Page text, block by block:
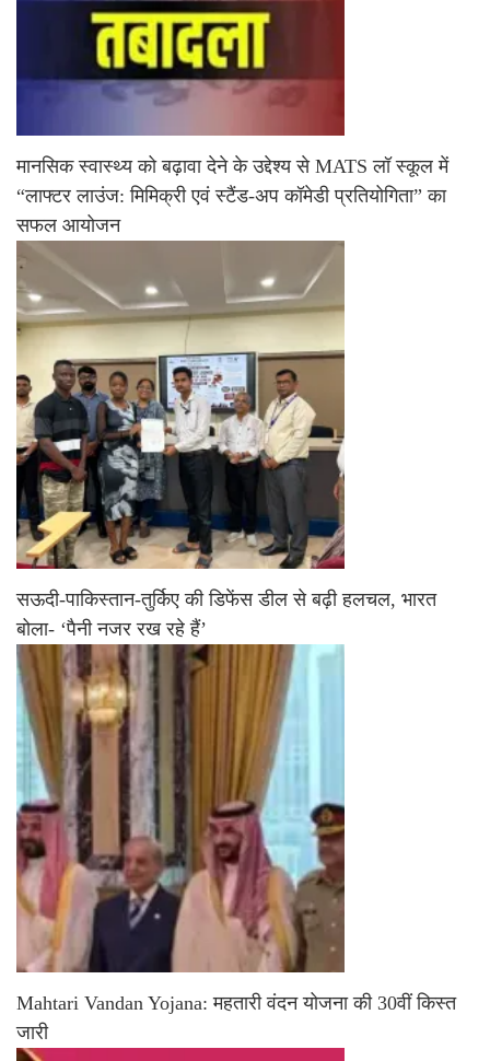
मानसिक स्वास्थ्य को बढ़ावा देने के उद्देश्य से MATS लॉ स्कूल में
“लाफ्टर लाउंज: मिमिक्री एवं स्टैंड-अप कॉमेडी प्रतियोगिता” का
सफल आयोजन
सऊदी-पाकिस्तान-तुर्किए की डिफेंस डील से बढ़ी हलचल, भारत
बोला- ‘पैनी नजर रख रहे हैं’
Mahtari Vandan Yojana: महतारी वंदन योजना की 30वीं किस्त
जारी